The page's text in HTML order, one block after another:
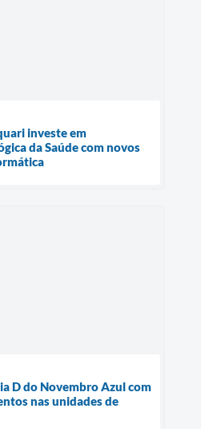
investe em
da Saúde com novos
D do Novembro Azul com
nas unidades de